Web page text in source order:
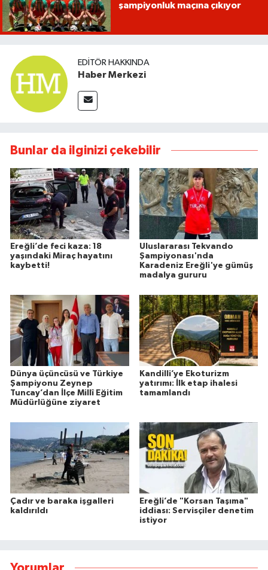
şampiyonluk maçına çıkıyor
EDITÖR HAKKINDA
Haber Merkezi
Bunlar da ilginizi çekebilir
Ereğli’de feci kaza: 18
yaşındaki Miraç hayatını
kaybetti!
Uluslararası Tekvando
Şampiyonası'nda
Karadeniz Ereğli'ye gümüş
madalya gururu
Dünya üçüncüsü ve Türkiye
Şampiyonu Zeynep
Tuncay’dan İlçe Millî Eğitim
Müdürlüğüne ziyaret
Kandilli’ye Ekoturizm
yatırımı: İlk etap ihalesi
tamamlandı
Çadır ve baraka işgalleri
kaldırıldı
Ereğli’de "Korsan Taşıma"
iddiası: Servisçiler denetim
istiyor